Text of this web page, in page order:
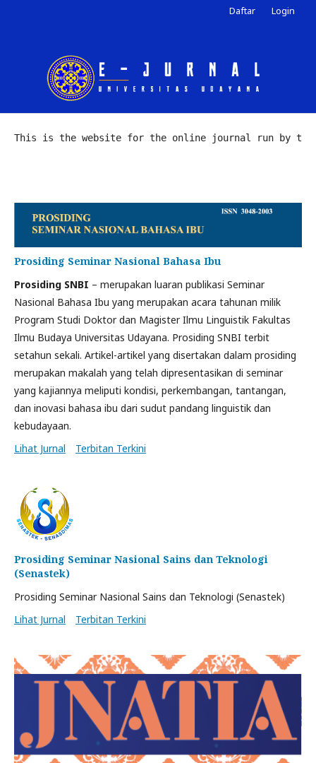
Daftar Login
This is the website for the online journal run by the
Prosiding Seminar Nasional Bahasa Ibu
Prosiding SNBI – merupakan luaran publikasi Seminar
Nasional Bahasa Ibu yang merupakan acara tahunan milik
Program Studi Doktor dan Magister Ilmu Linguistik Fakultas
Ilmu Budaya Universitas Udayana. Prosiding SNBI terbit
setahun sekali. Artikel-artikel yang disertakan dalam prosiding
merupakan makalah yang telah dipresentasikan di seminar
yang kajiannya meliputi kondisi, perkembangan, tantangan,
dan inovasi bahasa ibu dari sudut pandang linguistik dan
kebudayaan.
Lihat Jurnal
Terbitan Terkini
Prosiding Seminar Nasional Sains dan Teknologi
(Senastek)
Prosiding Seminar Nasional Sains dan Teknologi (Senastek)
Lihat Jurnal
Terbitan Terkini